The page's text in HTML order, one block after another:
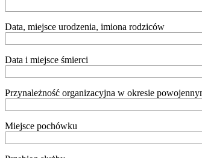
Data, miejsce urodzenia, imiona rodziców
Data i miejsce śmierci
Przynależność organizacyjna w okresie
Miejsce pochówku